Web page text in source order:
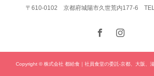
〒610-0102 京都府城陽市久世荒内177-6
Copyright © 株式会社 都給食｜社員食堂の委託-京都、大阪、